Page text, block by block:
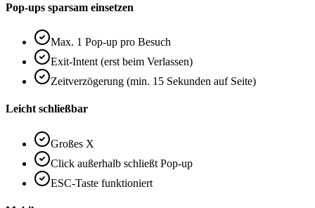
Pop-ups sparsam einsetzen
Max. 1 Pop-up pro Besuch
Exit-Intent (erst beim Verlassen)
Zeitverzögerung (min. 15 Sekunden auf Seite)
Leicht schließbar
Großes X
Click außerhalb schließt Pop-up
ESC-Taste funktioniert